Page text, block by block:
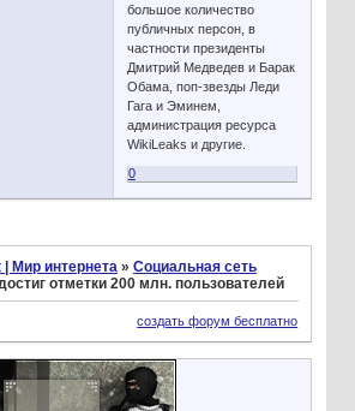
большое количество
публичных персон, в
частности президенты
Дмитрий Медведев и Барак
Обама, поп-звезды Леди
Гага и Эминем,
администрация ресурса
WikiLeaks и другие.
0
Мир интернета » Социальная сеть
отметки 200 млн. пользователей
создать форум бесплатно